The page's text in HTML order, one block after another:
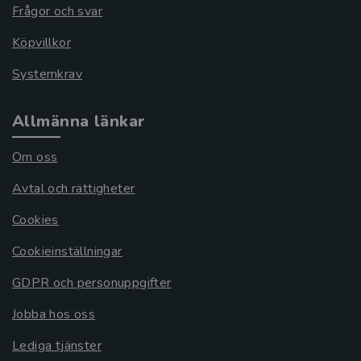
Frågor och svar
Köpvillkor
Systemkrav
Allmänna länkar
Om oss
Avtal och rättigheter
Cookies
Cookieinställningar
GDPR och personuppgifter
Jobba hos oss
Lediga tjänster